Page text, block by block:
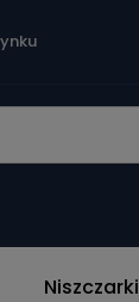
Niszczarki